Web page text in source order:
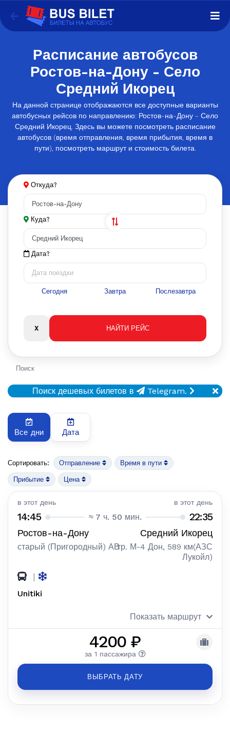
Расписание автобусов
Ростов-на-Дону - Село
Средний Икорец
На данной странице отображаются все доступные варианты
автобусных рейсов по направлению: Ростов-на-Дону - Село
Средний Икорец. Здесь вы можете посмотреть расписание
автобусов (время отправления, время прибытия, время в
пути), посмотреть маршрут и стоимость билета.
Откуда?
Куда?
Дата?
Сегодня Завтра Послезавтра
Поиск
Поиск дешевых билетов в Telegram.
Все дни Дата
Сортировать: Отправление Время в пути
Прибытие Цена
в этот день в этот день
14:45 ≈ 7 ч. 50 мин. 22:35
Ростов-на-Дону Средний Икорец
старый (Пригородный) АВтр. М-4 Дон, 589 км(АЗС
Лукойл)
|
Unitiki
Показать маршрут
4200 ₽
за 1 пассажира
ВЫБРАТЬ ДАТУ